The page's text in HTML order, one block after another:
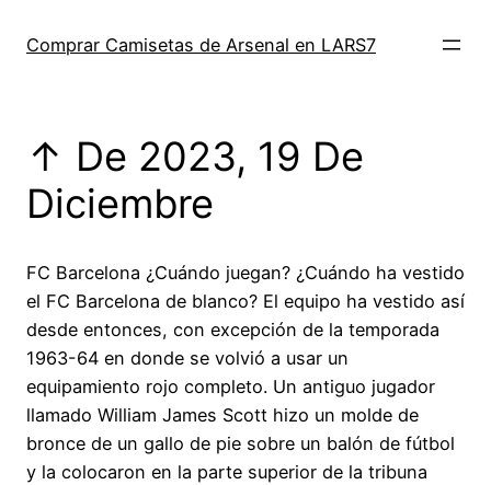
Comprar Camisetas de Arsenal en LARS7
↑ De 2023, 19 De
Diciembre
FC Barcelona ¿Cuándo juegan? ¿Cuándo ha vestido
el FC Barcelona de blanco? El equipo ha vestido así
desde entonces, con excepción de la temporada
1963-64 en donde se volvió a usar un
equipamiento rojo completo. Un antiguo jugador
llamado William James Scott hizo un molde de
bronce de un gallo de pie sobre un balón de fútbol
y la colocaron en la parte superior de la tribuna